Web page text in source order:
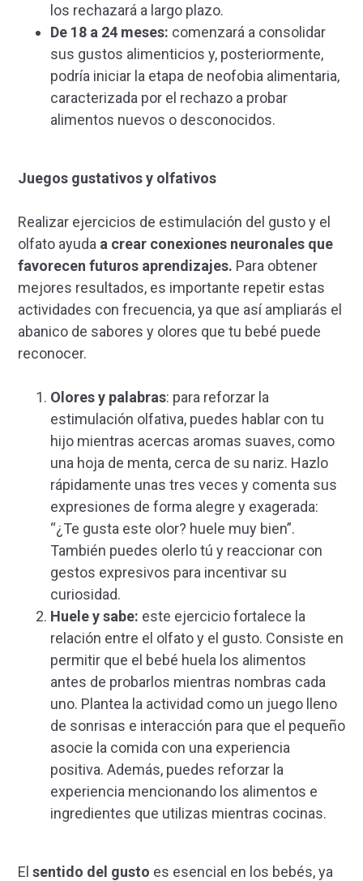
los rechazará a largo plazo.
De 18 a 24 meses: comenzará a consolidar
sus gustos alimenticios y, posteriormente,
podría iniciar la etapa de neofobia alimentaria,
caracterizada por el rechazo a probar
alimentos nuevos o desconocidos.
Juegos gustativos y olfativos
Realizar ejercicios de estimulación del gusto y el
olfato ayuda a crear conexiones neuronales que
favorecen futuros aprendizajes. Para obtener
mejores resultados, es importante repetir estas
actividades con frecuencia, ya que así ampliarás el
abanico de sabores y olores que tu bebé puede
reconocer.
Olores y palabras: para reforzar la
estimulación olfativa, puedes hablar con tu
hijo mientras acercas aromas suaves, como
una hoja de menta, cerca de su nariz. Hazlo
rápidamente unas tres veces y comenta sus
expresiones de forma alegre y exagerada:
“¿Te gusta este olor? huele muy bien”.
También puedes olerlo tú y reaccionar con
gestos expresivos para incentivar su
curiosidad.
Huele y sabe: este ejercicio fortalece la
relación entre el olfato y el gusto. Consiste en
permitir que el bebé huela los alimentos
antes de probarlos mientras nombras cada
uno. Plantea la actividad como un juego lleno
de sonrisas e interacción para que el pequeño
asocie la comida con una experiencia
positiva. Además, puedes reforzar la
experiencia mencionando los alimentos e
ingredientes que utilizas mientras cocinas.
El sentido del gusto es esencial en los bebés, ya